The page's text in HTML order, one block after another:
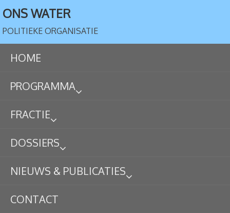
ONS WATER
POLITIEKE ORGANISATIE
HOME
PROGRAMMA
FRACTIE
DOSSIERS
NIEUWS & PUBLICATIES
CONTACT